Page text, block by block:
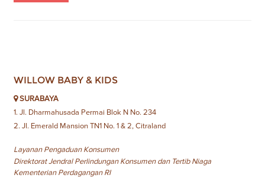
WILLOW BABY & KIDS
SURABAYA
1. Jl. Dharmahusada Permai Blok N No. 234
2. Jl. Emerald Mansion TN1 No. 1 & 2, Citraland
Layanan Pengaduan Konsumen
Direktorat Jendral Perlindungan Konsumen dan Tertib Niaga
Kementerian Perdagangan RI